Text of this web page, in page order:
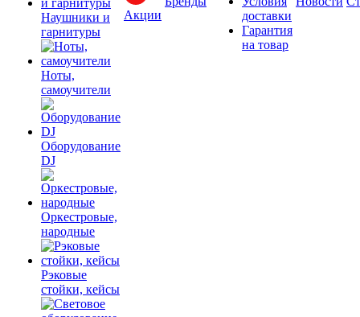
Наушники и
гарнитуры
Ноты,
самоучители
Оборудование
DJ
Оркестровые,
народные
Рэковые
стойки, кейсы
Акции
доставки
Гарантия
на товар